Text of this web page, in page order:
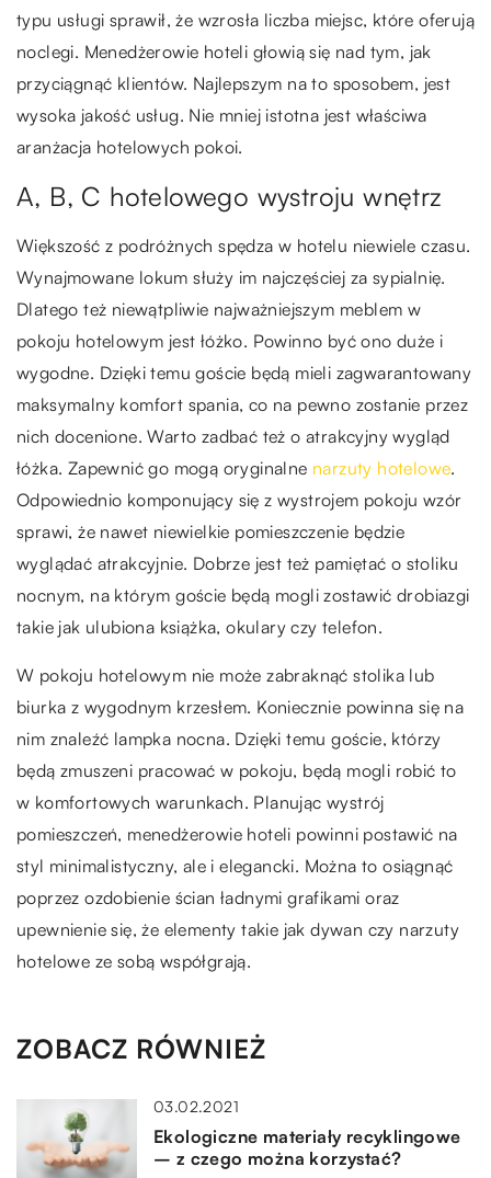
typu usługi sprawił, że wzrosła liczba miejsc, które oferują
noclegi. Menedżerowie hoteli głowią się nad tym, jak
przyciągnąć klientów. Najlepszym na to sposobem, jest
wysoka jakość usług. Nie mniej istotna jest właściwa
aranżacja hotelowych pokoi.
A, B, C hotelowego wystroju wnętrz
Większość z podróżnych spędza w hotelu niewiele czasu.
Wynajmowane lokum służy im najczęściej za sypialnię.
Dlatego też niewątpliwie najważniejszym meblem w
pokoju hotelowym jest łóżko. Powinno być ono duże i
wygodne. Dzięki temu goście będą mieli zagwarantowany
maksymalny komfort spania, co na pewno zostanie przez
nich docenione. Warto zadbać też o atrakcyjny wygląd
łóżka. Zapewnić go mogą oryginalne narzuty hotelowe.
Odpowiednio komponujący się z wystrojem pokoju wzór
sprawi, że nawet niewielkie pomieszczenie będzie
wyglądać atrakcyjnie. Dobrze jest też pamiętać o stoliku
nocnym, na którym goście będą mogli zostawić drobiazgi
takie jak ulubiona książka, okulary czy telefon.
W pokoju hotelowym nie może zabraknąć stolika lub
biurka z wygodnym krzesłem. Koniecznie powinna się na
nim znaleźć lampka nocna. Dzięki temu goście, którzy
będą zmuszeni pracować w pokoju, będą mogli robić to
w komfortowych warunkach. Planując wystrój
pomieszczeń, menedżerowie hoteli powinni postawić na
styl minimalistyczny, ale i elegancki. Można to osiągnąć
poprzez ozdobienie ścian ładnymi grafikami oraz
upewnienie się, że elementy takie jak dywan czy narzuty
hotelowe ze sobą współgrają.
ZOBACZ RÓWNIEŻ
03.02.2021
Ekologiczne materiały recyklingowe
– z czego można korzystać?